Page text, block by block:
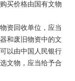
买价格由国有文物
资回收单位，应当
和废旧物资中的文
以由中国人民银行
文物，应当给予合